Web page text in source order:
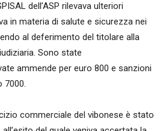
dell’ASP rilevava ulteriori
in materia di salute e sicurezza nei
al deferimento del titolare alla
Sono state
ammende per euro 800 e sanzioni
7000.
commerciale del vibonese è stato